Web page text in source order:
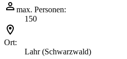
max. Personen:
150
Ort:
Lahr (Schwarzwald)